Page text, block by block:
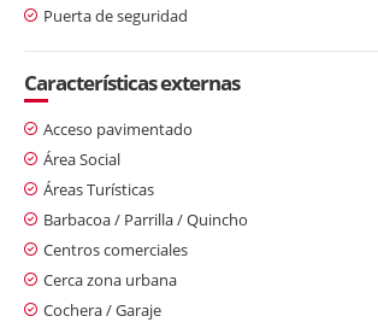
Puerta de seguridad
Características externas
Acceso pavimentado
Área Social
Áreas Turísticas
Barbacoa / Parrilla / Quincho
Centros comerciales
Cerca zona urbana
Cochera / Garaje